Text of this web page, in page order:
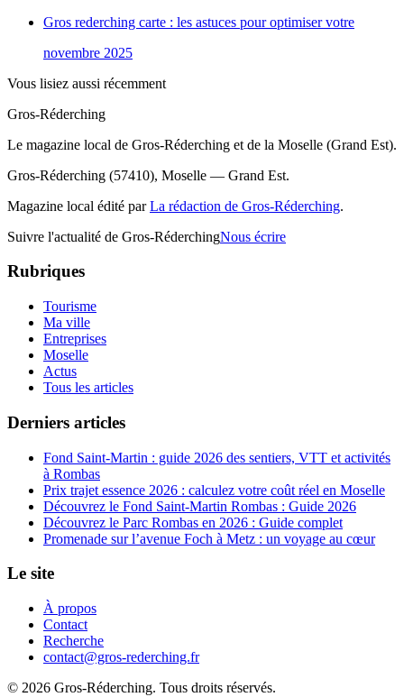
Gros rederching carte : les astuces pour optimiser votre
novembre 2025
Vous lisiez aussi récemment
Gros-Réderching
Le magazine local de Gros-Réderching et de la Moselle (Grand Est).
Gros-Réderching (57410), Moselle — Grand Est.
Magazine local édité parLa rédaction de Gros-Réderching.
Suivre l'actualité de Gros-RéderchingNous écrire
Rubriques
Tourisme
Ma ville
Entreprises
Moselle
Actus
Tous les articles
Derniers articles
Fond Saint-Martin : guide 2026 des sentiers, VTT et activités
à Rombas
Prix trajet essence 2026 : calculez votre coût réel en Moselle
Découvrez le Fond Saint-Martin Rombas : Guide 2026
Découvrez le Parc Rombas en 2026 : Guide complet
Promenade sur l’avenue Foch à Metz : un voyage au cœur
Le site
À propos
Contact
Recherche
contact@gros-rederching.fr
© 2026 Gros-Réderching. Tous droits réservés.